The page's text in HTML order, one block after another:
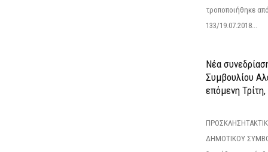
τροποποιήθηκε
133/19.07.2018...
Νέα
Συμβουλίου
επόμενη
ΔΗΜΟΤΙΚΟΥ